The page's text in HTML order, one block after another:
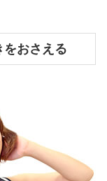
をおさえる